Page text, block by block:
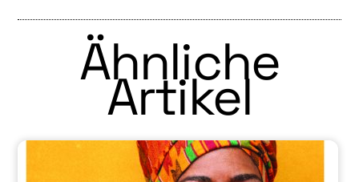
Ähnliche
Artikel